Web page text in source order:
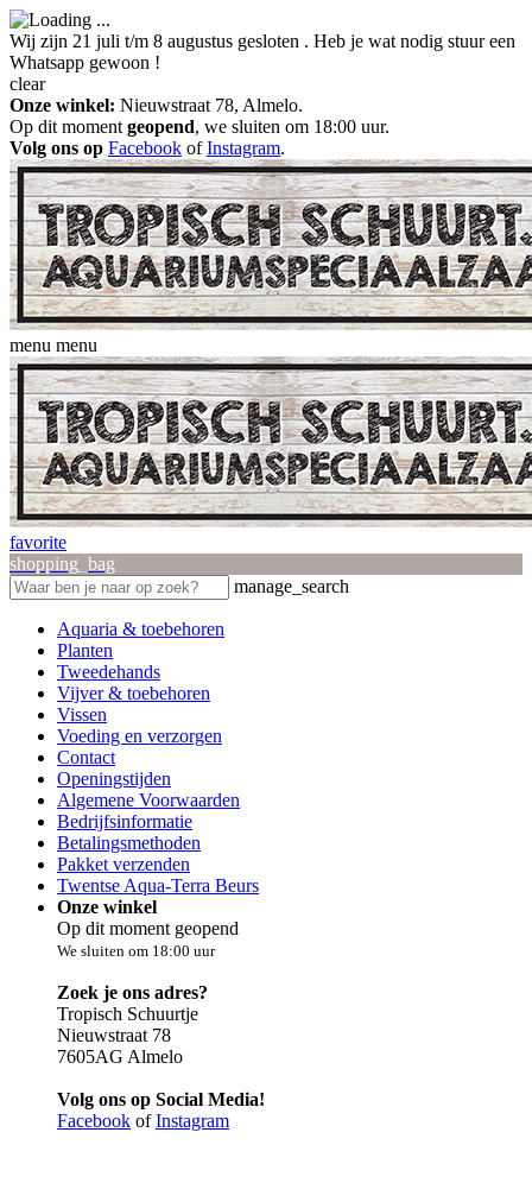
Wij zijn 21 juli t/m 8 augustus gesloten . Heb je wat nodig stuur een
Whatsapp gewoon !
clear
Onze winkel: Nieuwstraat 78, Almelo.
Op dit moment geopend, we sluiten om 18:00 uur.
Volg ons op Facebook ofInstagram.
menu menu
favorite
shopping_bag
manage_search
Aquaria & toebehoren
Planten
Tweedehands
Vijver & toebehoren
Vissen
Voeding en verzorgen
Contact
Openingstijden
Algemene Voorwaarden
Bedrijfsinformatie
Betalingsmethoden
Pakket verzenden
Twentse Aqua-Terra Beurs
Onze winkel
Op dit moment geopend
We sluiten om 18:00 uur
Zoek je ons adres?
Tropisch Schuurtje
Nieuwstraat 78
7605AG Almelo
Volg ons op Social Media!
Facebook ofInstagram